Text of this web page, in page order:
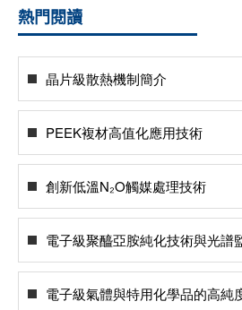
熱門閱讀
晶片級散熱機制簡介
PEEK複材高值化應用技術
創新低溫N₂O觸媒處理技術
電子級聚醯亞胺純化技術與光譜
電子級氣體與特用化學品的高純